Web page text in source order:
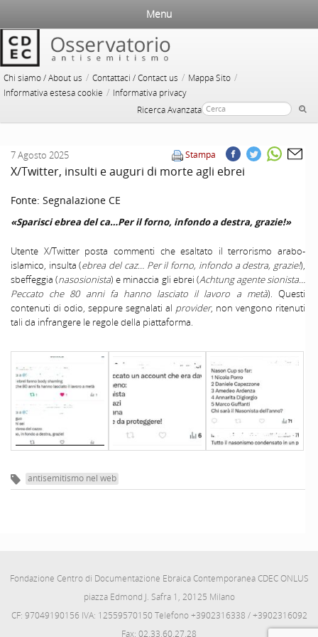
Chi siamo / About us / Contattaci / Contact us / Mappa Sito /
Informativa estesa cookie / Informativa privacy
Ricerca Avanzata
Menu
Stampa
7 Agosto 2025
X/Twitter, insulti e auguri di morte agli ebrei
Fonte: Segnalazione CE
«Sparisci ebrea del ca…Per il forno, infondo a destra, grazie!»
Utente X/Twitter posta commenti che esaltato il terrorismo arabo-
islamico, insulta (ebrea del caz… Per il forno, infondo a destra, grazie!),
sbeffeggia (nasosionista) e minaccia gli ebrei (Achtung agente sionista…
Peccato che 80 anni fa hanno lasciato il lavoro a metà). Questi
contenuti di odio, seppure segnalati al provider, non vengono ritenuti
tali da infrangere le regole della piattaforma.
antisemitismo nel web
Fondazione Centro di Documentazione Ebraica Contemporanea CDEC ONLUS
piazza Edmond J. Safra 1, 20125 Milano
CF: 97049190156 IVA: 12559570150 Telefono +3902316338 / +3902316092
Fax: 02.33.60.27.28